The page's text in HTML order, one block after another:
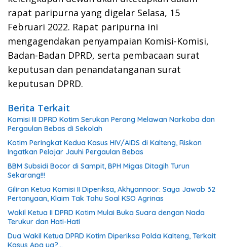
rapat paripurna yang digelar Selasa, 15
Februari 2022. Rapat paripurna ini
mengagendakan penyampaian Komisi-Komisi,
Badan-Badan DPRD, serta pembacaan surat
keputusan dan penandatanganan surat
keputusan DPRD.
Berita Terkait
Komisi III DPRD Kotim Serukan Perang Melawan Narkoba dan
Pergaulan Bebas di Sekolah
Kotim Peringkat Kedua Kasus HIV/AIDS di Kalteng, Riskon
Ingatkan Pelajar Jauhi Pergaulan Bebas
BBM Subsidi Bocor di Sampit, BPH Migas Ditagih Turun
Sekarang!!!
Giliran Ketua Komisi II Diperiksa, Akhyannoor: Saya Jawab 32
Pertanyaan, Klaim Tak Tahu Soal KSO Agrinas
Wakil Ketua II DPRD Kotim Mulai Buka Suara dengan Nada
Terukur dan Hati-Hati
Dua Wakil Ketua DPRD Kotim Diperiksa Polda Kalteng, Terkait
Kasus Apa ya?…